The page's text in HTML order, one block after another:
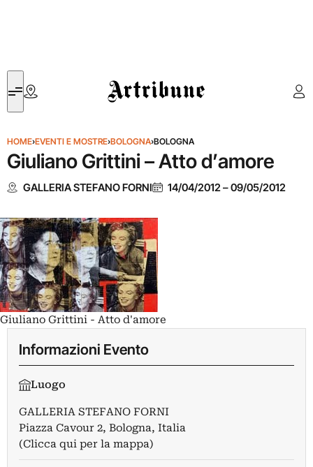
Artribune
HOME›EVENTI E MOSTRE›BOLOGNA›BOLOGNA
Giuliano Grittini – Atto d’amore
GALLERIA STEFANO FORNI 14/04/2012–09/05/2012
Giuliano Grittini - Atto d'amore
Informazioni Evento
Luogo
GALLERIA STEFANO FORNI
Piazza Cavour 2, Bologna, Italia
(Clicca qui per la mappa)